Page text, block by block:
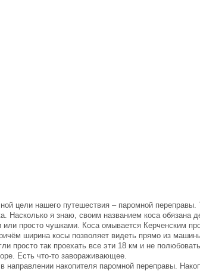
цели нашего путешествия – паромной переправы.
Насколько я знаю, своим названием коса обязана
просто чушками. Коса омывается Керченским
ширина косы позволяет видеть прямо из
просто так проехать все эти 18 км и не
Есть что-то завораживающее.
направлении накопителя паромной переправы.